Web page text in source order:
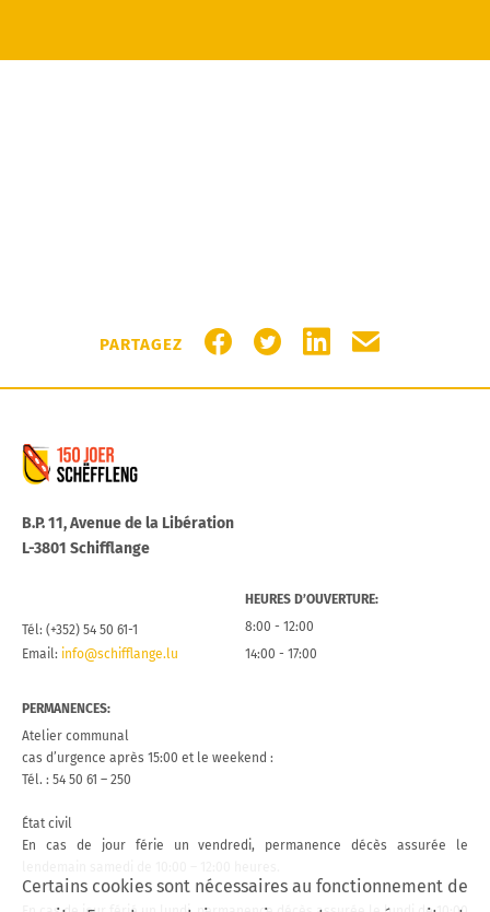
PARTAGEZ
PARTAGER SUR FACEBOOK
PARTAGER SUR TWITTER
PARTAGER SUR
PARTAGER
B.P. 11, Avenue de la Libération
L-3801 Schifflange
Tél: (+352) 54 50 61-1
Email: info@schifflange.lu
HEURES D’OUVERTURE:
8:00 - 12:00
14:00 - 17:00
PERMANENCES:
Atelier communal
cas d’urgence après 15:00 et le weekend :
Tél. : 54 50 61 – 250
État civil
En cas de jour férie un vendredi, permanence décès assurée le
Certains cookies sont nécessaires au fonctionnement de